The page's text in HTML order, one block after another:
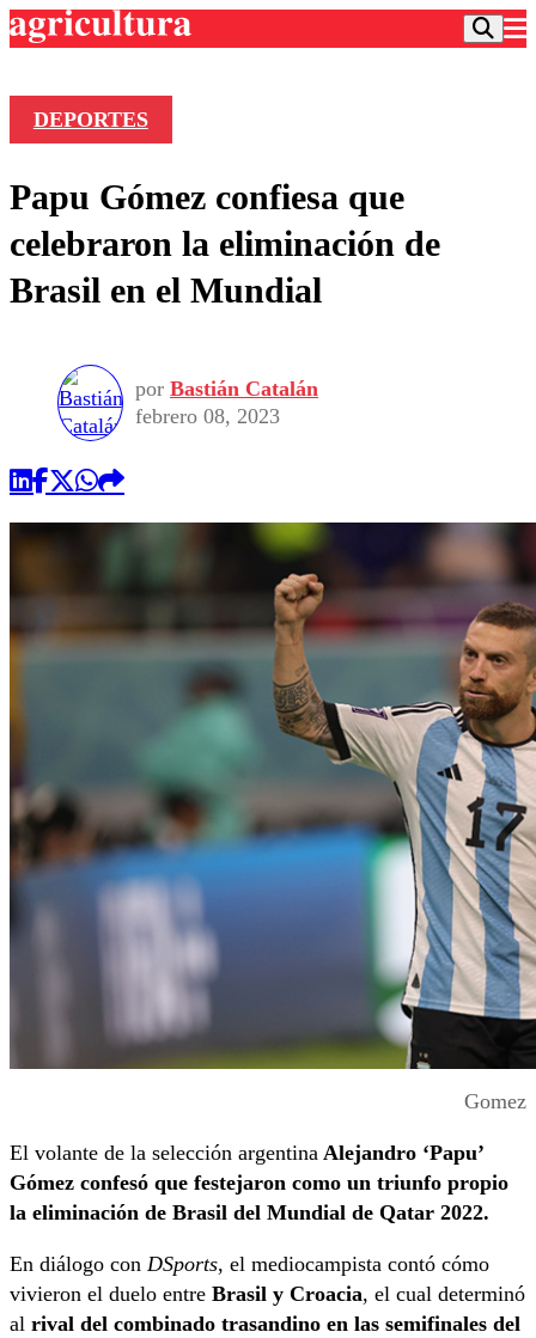
Frecuencias
Agricultura TV
Deportes
Colo Colo
Seleccion Chilena
Torneo Internacional
Entretención
Economía
Internacional
Publicaciones en medios
Opinión
DEPORTES
Papu Gómez confiesa que
celebraron la eliminación de
Brasil en el Mundial
por Bastián Catalán
febrero 08, 2023
Gomez
El volante de la selección argentina Alejandro ‘Papu’
Gómez confesó que festejaron como un triunfo propio
la eliminación de Brasil del Mundial de Qatar 2022.
En diálogo con DSports, el mediocampista contó cómo
vivieron el duelo entre Brasil y Croacia, el cual determinó
al rival del combinado trasandino en las semifinales del